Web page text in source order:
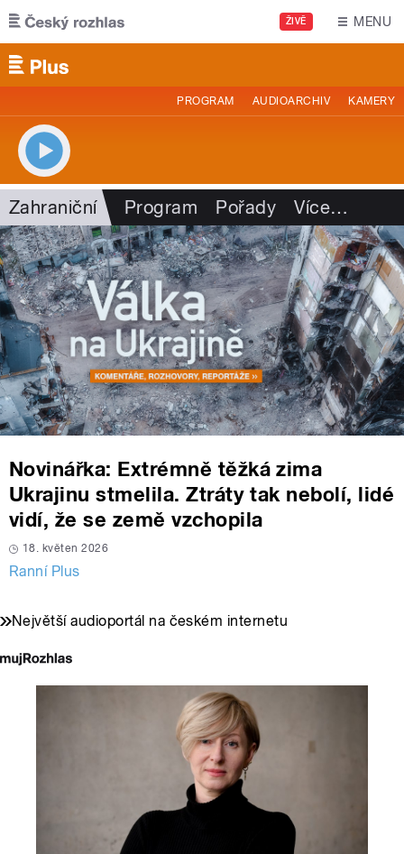
Přejít k hlavnímu obsahu
ŽIVĚ MENU
PROGRAM AUDIOARCHIV KAMERY
Zahraniční Program Pořady Více…
Novinářka: Extrémně těžká zima
Ukrajinu stmelila. Ztráty tak nebolí, lidé
vidí, že se země vzchopila
18. květen 2026
Ranní Plus
Největší audioportál na českém internetu